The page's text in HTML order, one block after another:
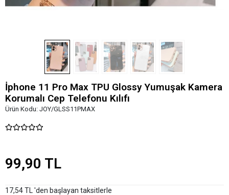
İphone 11 Pro Max TPU Glossy Yumuşak Kamera
Korumalı Cep Telefonu Kılıfı
Ürün Kodu: JOY/GLSS11PMAX
99,90 TL
17,54 TL 'den başlayan taksitlerle